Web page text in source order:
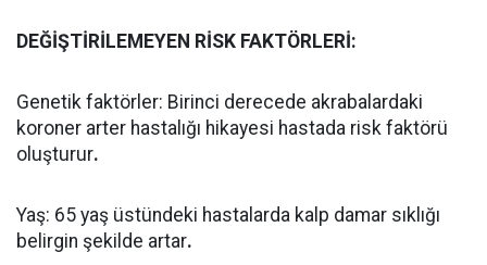
DEĞİŞTİRİLEMEYEN RİSK FAKTÖRLERİ:
Genetik faktörler: Birinci derecede akrabalardaki
koroner arter hastalığı hikayesi hastada risk faktörü
oluşturur.
Yaş: 65 yaş üstündeki hastalarda kalp damar sıklığı
belirgin şekilde artar.